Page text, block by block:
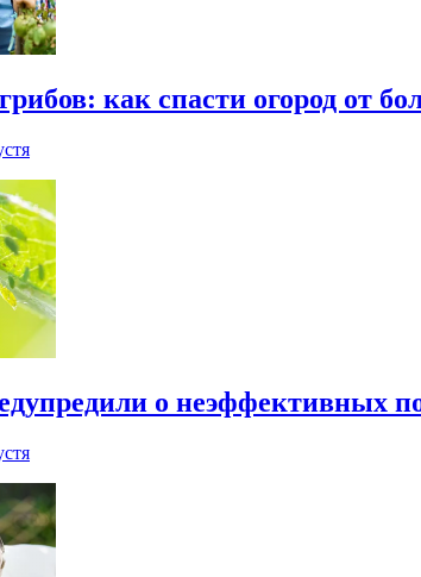
как спасти огород от
о неэффективных